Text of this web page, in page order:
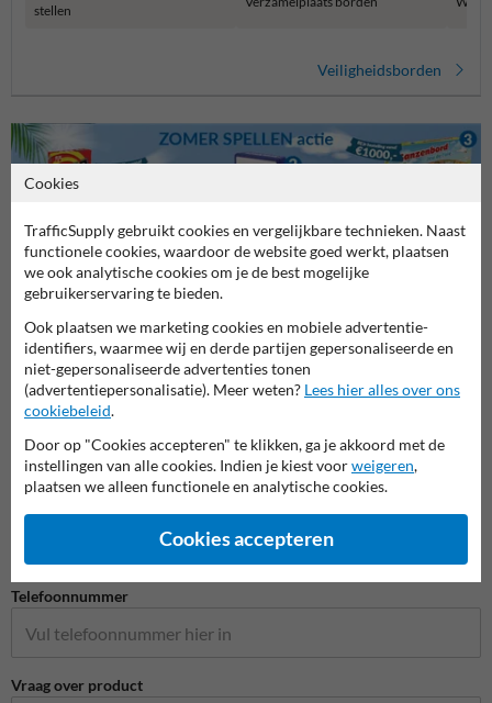
stellen
Veiligheidsborden
Stel je vraag aan Veiligheidsbordkopen.be
Naam*
Bedrijfsnaam
Telefoonnummer
Vraag over product
Cookies
TrafficSupply gebruikt cookies en vergelijkbare technieken. Naast
functionele cookies, waardoor de website goed werkt, plaatsen
we ook analytische cookies om je de best mogelijke
gebruikerservaring te bieden.
Ook plaatsen we marketing cookies en mobiele advertentie-
identifiers, waarmee wij en derde partijen gepersonaliseerde en
niet-gepersonaliseerde advertenties tonen
(advertentiepersonalisatie). Meer weten? Lees hier alles over ons
cookiebeleid.
Door op "Cookies accepteren" te klikken, ga je akkoord met de
instellingen van alle cookies. Indien je kiest voorweigeren,
plaatsen we alleen functionele en analytische cookies.
Cookies accepteren